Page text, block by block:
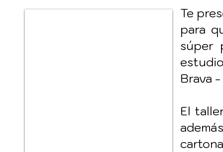
Te
para
súper
Brava
El